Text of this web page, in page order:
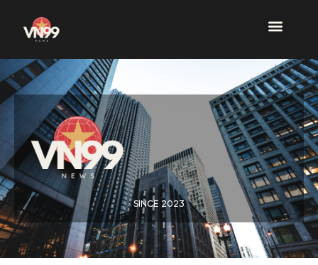
SINCE 2023